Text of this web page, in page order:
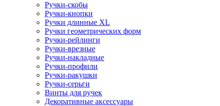
Ручки-скобы
Ручки-кнопки
Ручки длинные XL
Ручки геометрических форм
Ручки-рейлинги
Ручки-врезные
Ручки-накладные
Ручки-профили
Ручки-ракушки
Ручки-серьги
Винты для ручек
Декоративные аксессуары